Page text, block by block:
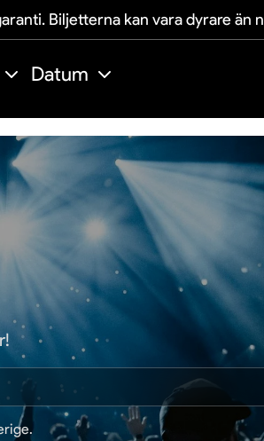
Biljetterna kan vara dyrare än
Datum